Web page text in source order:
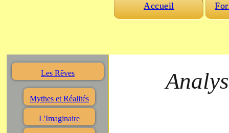
Accueil
Les Rêves
Mythes et Réalités
L'Imaginaire